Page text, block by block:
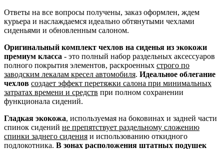
Ответы на все вопросы получены, заказ оформлен, ждем
курьера и наслаждаемся идеально обтянутыми чехлами
сиденьями и обновленным салоном.
Оригинальный комплект чехлов на сиденья из экокожи
премиум класса - это полный набор раздельных аксессуаров
полного покрытия элементов, раскроенных строго по
заводским лекалам кресел автомобиля. Идеальное облегание
чехлов создает эффект перетяжки салона при минимальных
затратах времени и средств при полном сохранении
функционала сидений.
Гладкая экокожа, используемая на боковинах и задней части
спинок сидений не препятствует раздельному сложению
спинки заднего сидения и использованию откидного
подлокотника. В зонах расположения штатных подушек